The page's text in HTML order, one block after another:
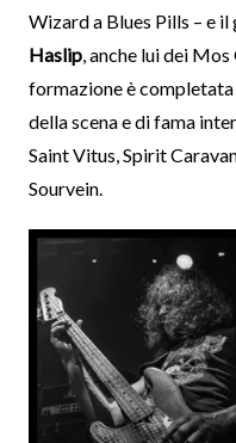
Wizard a Blues Pills – e
Haslip, anche lui dei Mos
formazione è
della scena e di fama
Saint Vitus, Spirit
Sourvein.